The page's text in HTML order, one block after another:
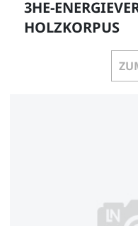
3HE-
HOLZKORPUS